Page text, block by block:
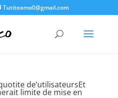
Tutiteamo0@gmail.com
de’utilisateursEt
limite de mise en